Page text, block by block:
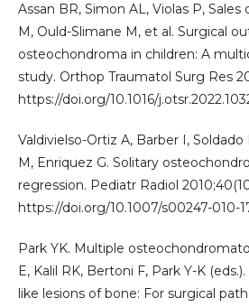
Assan BR, Simon AL, Violas P, Sales
M, Ould-Slimane M, et al. Surgical
osteochondroma in children: A
study. Orthop Traumatol Surg Res
https://doi.org/10.1016/
Valdivielso-Ortiz A, Barber I, Soldado
M, Enriquez G. Solitary
regression. Pediatr Radiol
https://doi.org/10.1007/s00247-010-
Park YK. Multiple
E, Kalil RK, Bertoni F, Park Y-K
like lesions of bone: For surgical